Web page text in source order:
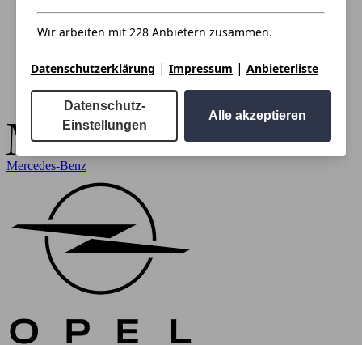
Mercedes-Benz
Wir arbeiten mit 228 Anbietern zusammen.
Datenschutzerklärung | Impressum | Anbieterliste
Datenschutz-
Einstellungen
Alle akzeptieren